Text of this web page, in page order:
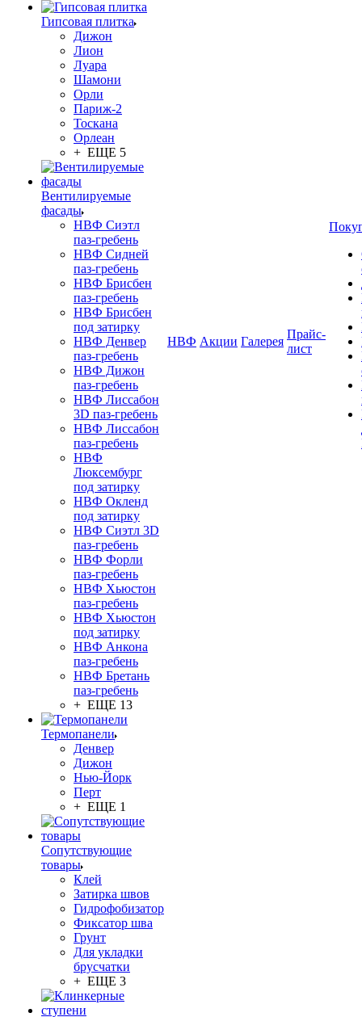
Гипсовая плитка
Дижон
Лион
Луара
Шамони
Орли
Париж-2
Тоскана
Орлеан
+ ЕЩЕ 5
Вентилируемые
фасады
НВФ Сиэтл
паз-гребень
НВФ Сидней
паз-гребень
НВФ Брисбен
паз-гребень
НВФ Брисбен
под затирку
НВФ Денвер
паз-гребень
НВФ Дижон
паз-гребень
НВФ Лиссабон
3D паз-гребень
НВФ Лиссабон
паз-гребень
НВФ
Люксембург
под затирку
НВФ Окленд
под затирку
НВФ Сиэтл 3D
паз-гребень
НВФ Форли
паз-гребень
НВФ Хьюстон
паз-гребень
НВФ Хьюстон
под затирку
НВФ Анкона
паз-гребень
НВФ Бретань
паз-гребень
+ ЕЩЕ 13
Термопанели
Денвер
Дижон
Нью-Йорк
Перт
+ ЕЩЕ 1
Сопутствующие
товары
Клей
Затирка швов
Гидрофобизатор
Фиксатор шва
Грунт
Для укладки
брусчатки
+ ЕЩЕ 3
НВФ Акции Галерея
Прайс-
лист